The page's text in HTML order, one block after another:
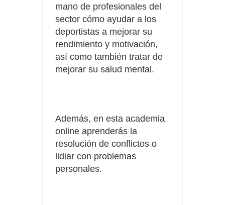
mano de profesionales del
sector cómo ayudar a los
deportistas a mejorar su
rendimiento y motivación,
así como también tratar de
mejorar su salud mental.
Además, en esta academia
online aprenderás la
resolución de conflictos o
lidiar con problemas
personales.